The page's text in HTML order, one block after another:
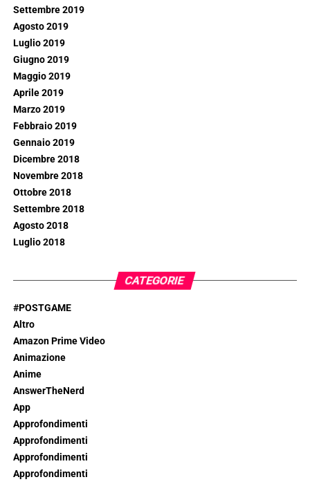
Settembre 2019
Agosto 2019
Luglio 2019
Giugno 2019
Maggio 2019
Aprile 2019
Marzo 2019
Febbraio 2019
Gennaio 2019
Dicembre 2018
Novembre 2018
Ottobre 2018
Settembre 2018
Agosto 2018
Luglio 2018
CATEGORIE
#POSTGAME
Altro
Amazon Prime Video
Animazione
Anime
AnswerTheNerd
App
Approfondimenti
Approfondimenti
Approfondimenti
Approfondimenti